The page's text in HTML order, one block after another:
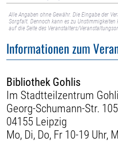
Alle Angaben ohne Gewähr. Die Eingabe der
Sorgfalt. Dennoch kann es zu
auf die Seite des Veranstalters/
Informationen zum
Bibliothek Gohlis
Im Stadtteilzentrum
Georg-Schumann-Str. 105
04155 Leipzig
Mo, Di, Do, Fr 10-19 Uhr,